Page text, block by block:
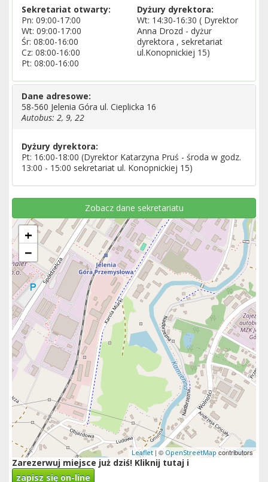
Sekretariat otwarty:
Pn: 09:00-17:00
Wt: 09:00-17:00
Śr: 08:00-16:00
Cz: 08:00-16:00
Pt: 08:00-16:00
Dyżury dyrektora:
Wt: 14:30-16:30 ( Dyrektor
Anna Drozd - dyżur
dyrektora , sekretariat
ul.Konopnickiej 15)
Dane adresowe:
58-560 Jelenia Góra ul. Cieplicka 16
Autobus: 2, 9, 22
Dyżury dyrektora:
Pt: 16:00-18:00 (Dyrektor Katarzyna Pruś - środa w godz.
13:00 - 15:00 sekretariat ul. Konopnickiej 15)
Zobacz dane sekretariatu
+
−
Leaflet| © OpenStreetMap contributors
Zarezerwuj miejsce już dziś! Kliknij tutaj i
zapisz się on-line